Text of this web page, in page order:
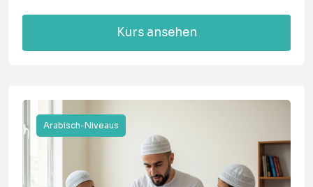
Kurs ansehen
Arabisch-Niveaus